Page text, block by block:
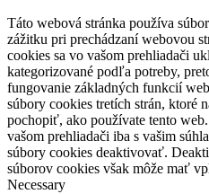
Táto webová stránka používa
zážitku pri prechádzaní webovou
cookies sa vo vašom prehliadači
kategorizované podľa potreby,
fungovanie základných funkcií
súbory cookies tretích strán, ktoré
pochopiť, ako používate tento
vašom prehliadači iba s vašim
súbory cookies deaktivovať.
súborov cookies však môže mať
Necessary